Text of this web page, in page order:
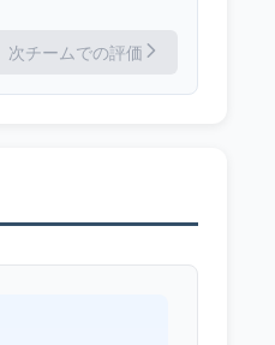
次チームでの評価